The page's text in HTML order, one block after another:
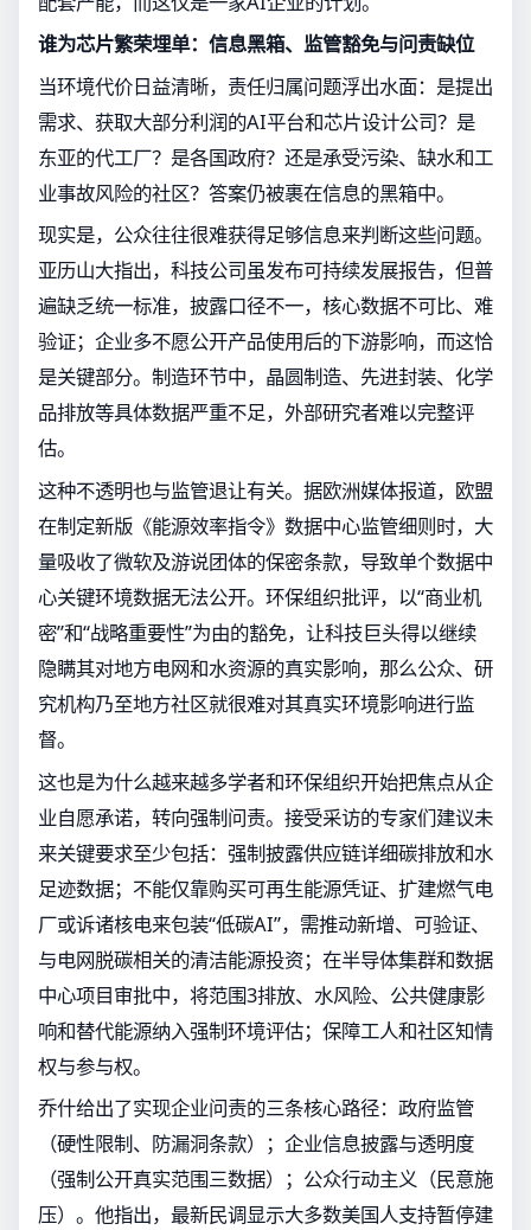
谁为芯片繁荣埋单：信息黑箱、监管豁免与问责缺位
当环境代价日益清晰，责任归属问题浮出水面：是提出
需求、获取大部分利润的AI平台和芯片设计公司？是
东亚的代工厂？是各国政府？还是承受污染、缺水和工
业事故风险的社区？答案仍被裹在信息的黑箱中。
现实是，公众往往很难获得足够信息来判断这些问题。
亚历山大指出，科技公司虽发布可持续发展报告，但普
遍缺乏统一标准，披露口径不一，核心数据不可比、难
验证；企业多不愿公开产品使用后的下游影响，而这恰
是关键部分。制造环节中，晶圆制造、先进封装、化学
品排放等具体数据严重不足，外部研究者难以完整评
估。
这种不透明也与监管退让有关。据欧洲媒体报道，欧盟
在制定新版《能源效率指令》数据中心监管细则时，大
量吸收了微软及游说团体的保密条款，导致单个数据中
心关键环境数据无法公开。环保组织批评，以“商业机
密”和“战略重要性”为由的豁免，让科技巨头得以继续
隐瞒其对地方电网和水资源的真实影响，那么公众、研
究机构乃至地方社区就很难对其真实环境影响进行监
督。
这也是为什么越来越多学者和环保组织开始把焦点从企
业自愿承诺，转向强制问责。接受采访的专家们建议未
来关键要求至少包括：强制披露供应链详细碳排放和水
足迹数据；不能仅靠购买可再生能源凭证、扩建燃气电
厂或诉诸核电来包装“低碳AI”，需推动新增、可验证、
与电网脱碳相关的清洁能源投资；在半导体集群和数据
中心项目审批中，将范围3排放、水风险、公共健康影
响和替代能源纳入强制环境评估；保障工人和社区知情
权与参与权。
乔什给出了实现企业问责的三条核心路径：政府监管
（硬性限制、防漏洞条款）；企业信息披露与透明度
（强制公开真实范围三数据）；公众行动主义（民意施
压）。他指出，最新民调显示大多数美国人支持暂停建